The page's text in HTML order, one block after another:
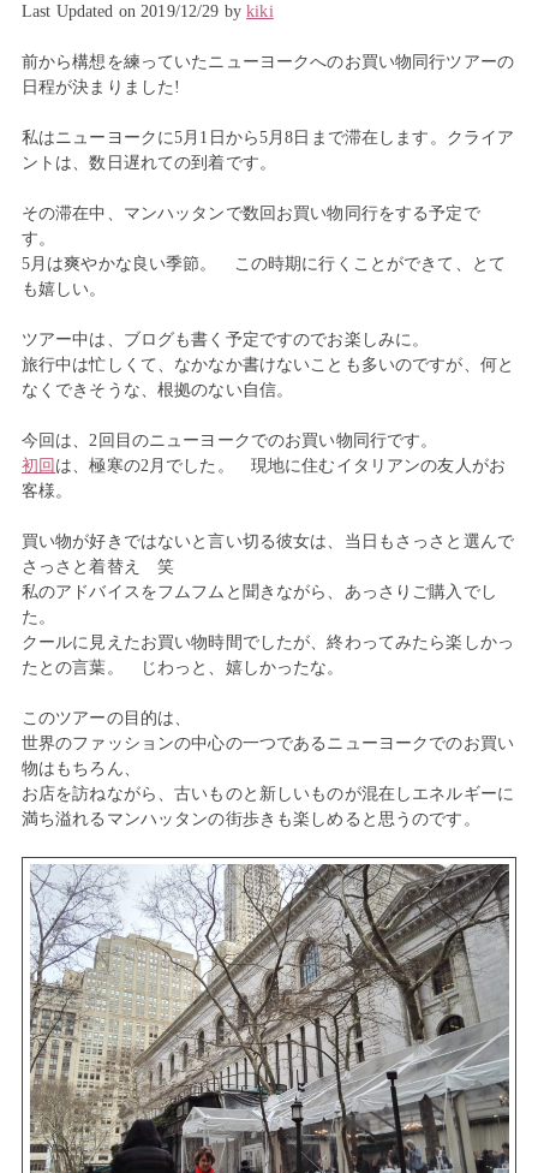
Last Updated on 2019/12/29 bykiki
前から構想を練っていたニューヨークへのお買い物同行ツアーの
日程が決まりました!
私はニューヨークに5月1日から5月8日まで滞在します。クライア
ントは、数日遅れての到着です。
その滞在中、マンハッタンで数回お買い物同行をする予定で
す。
5月は爽やかな良い季節。 この時期に行くことができて、とて
も嬉しい。
ツアー中は、ブログも書く予定ですのでお楽しみに。
旅行中は忙しくて、なかなか書けないことも多いのですが、何と
なくできそうな、根拠のない自信。
今回は、2回目のニューヨークでのお買い物同行です。
初回 は、極寒の2月でした。 現地に住むイタリアンの友人がお
客様。
買い物が好きではないと言い切る彼女は、当日もさっさと選んで
さっさと着替え 笑
私のアドバイスをフムフムと聞きながら、あっさりご購入でし
た。
クールに見えたお買い物時間でしたが、終わってみたら楽しかっ
たとの言葉。 じわっと、嬉しかったな。
このツアーの目的は、
世界のファッションの中心の一つであるニューヨークでのお買い
物はもちろん、
お店を訪ねながら、古いものと新しいものが混在しエネルギーに
満ち溢れるマンハッタンの街歩きも楽しめると思うのです。